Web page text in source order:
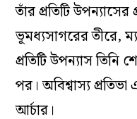
তাঁর প্রতিটি
ভূমধ্যসাগরের তীরে,
প্রতিটি উপন্যাস তিনি
পর। অবিশ্বাস্য
আর্চার।